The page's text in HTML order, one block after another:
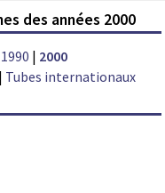
des années 2000
1990 | 2000
| Tubes internationaux